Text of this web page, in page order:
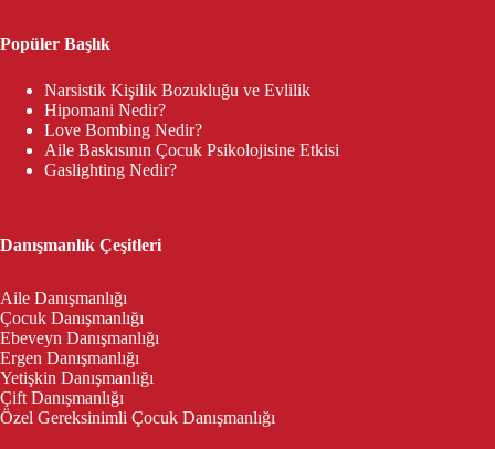
Popüler Başlık
Narsistik Kişilik Bozukluğu ve Evlilik
Hipomani Nedir?
Love Bombing Nedir?
Aile Baskısının Çocuk Psikolojisine Etkisi
Gaslighting Nedir?
Danışmanlık Çeşitleri
Aile Danışmanlığı
Çocuk Danışmanlığı
Ebeveyn Danışmanlığı
Ergen Danışmanlığı
Yetişkin Danışmanlığı
Çift Danışmanlığı
Özel Gereksinimli Çocuk Danışmanlığı